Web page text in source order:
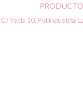
C/ Yecla 10, Pol.industrial